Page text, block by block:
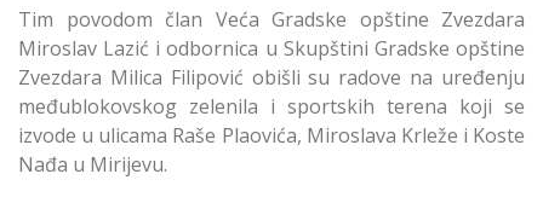
Tim povodom član Veća Gradske opštine Zvezdara
Miroslav Lazić i odbornica u Skupštini Gradske opštine
Zvezdara Milica Filipović obišli su radove na uređenju
međublokovskog zelenila i sportskih terena koji se
izvode u ulicama Raše Plaovića, Miroslava Krleže i Koste
Nađa u Mirijevu.